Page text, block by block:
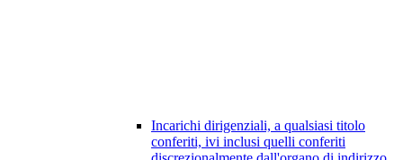
Incarichi dirigenziali, a qualsiasi titolo
conferiti, ivi inclusi quelli conferiti